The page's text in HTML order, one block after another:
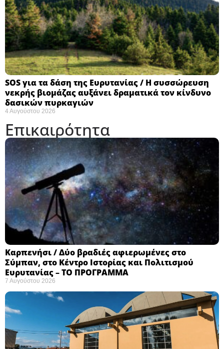
SOS για τα δάση της Ευρυτανίας / Η συσσώρευση
νεκρής βιομάζας αυξάνει δραματικά τον κίνδυνο
δασικών πυρκαγιών
4 Αυγούστου 2026
Επικαιρότητα
Καρπενήσι / Δύο βραδιές αφιερωμένες στο
Σύμπαν, στο Κέντρο Ιστορίας και Πολιτισμού
Ευρυτανίας – ΤΟ ΠΡΟΓΡΑΜΜΑ
7 Αυγούστου 2026